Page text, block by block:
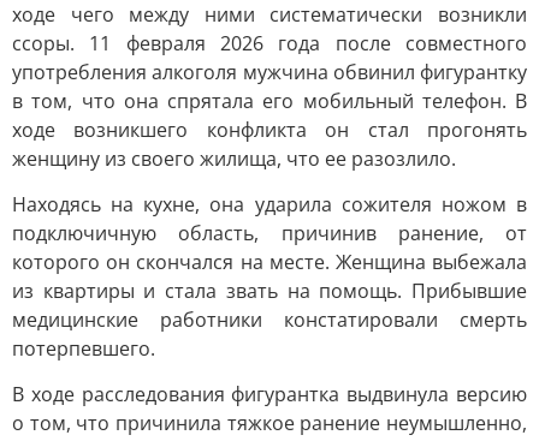
ходе чего между ними систематически возникли
ссоры. 11 февраля 2026 года после совместного
употребления алкоголя мужчина обвинил фигурантку
в том, что она спрятала его мобильный телефон. В
ходе возникшего конфликта он стал прогонять
женщину из своего жилища, что ее разозлило.
Находясь на кухне, она ударила сожителя ножом в
подключичную область, причинив ранение, от
которого он скончался на месте. Женщина выбежала
из квартиры и стала звать на помощь. Прибывшие
медицинские работники констатировали смерть
потерпевшего.
В ходе расследования фигурантка выдвинула версию
о том, что причинила тяжкое ранение неумышленно,